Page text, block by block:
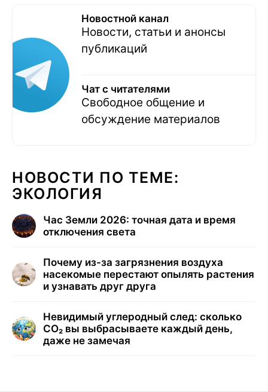
Новостной канал
Новости, статьи и анонсы
публикаций
Чат с читателями
Свободное общение и
обсуждение материалов
НОВОСТИ ПО ТЕМЕ:
ЭКОЛОГИЯ
Час Земли 2026: точная дата и время
отключения света
Почему из-за загрязнения воздуха
насекомые перестают опылять растения
и узнавать друг друга
Невидимый углеродный след: сколько
CO₂ вы выбрасываете каждый день,
даже не замечая